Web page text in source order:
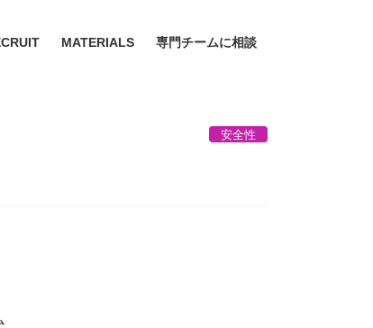
MATERIALS 専門チームに相談
安全性